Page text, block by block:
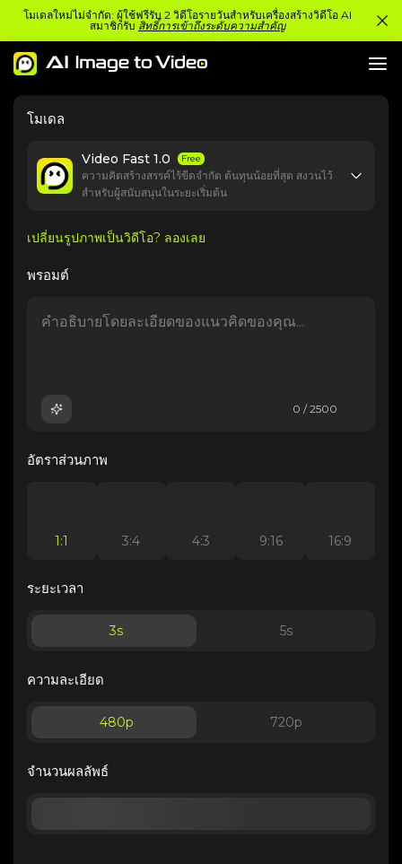
โมเดลใหม่ไม่จำกัด: ผู้ใช้ฟรีรับ 2 วิดีโอรายวันสำหรับเครื่องสร้างวิดีโอ AI
สมาชิกรับ สิทธิ์การเข้าถึงระดับความสำคัญ
โมเดล
Video Fast 1.0 Free
ความคิดสร้างสรรค์ไร้ขีดจำกัด ต้นทุนน้อยที่สุด สงวนไว้
สำหรับผู้สนับสนุนในระยะเริ่มต้น
เปลี่ยนรูปภาพเป็นวิดีโอ? ลองเลย
พรอมต์
0 / 2500
อัตราส่วนภาพ
1:1 3:4 4:3 9:16 16:9
ระยะเวลา
3s 5s
ความละเอียด
480p 720p
จำนวนผลลัพธ์